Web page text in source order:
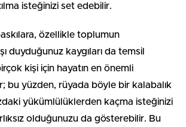
isteğinizi set edebilir.
özellikle toplumun
duyduğunuz kaygıları da temsil
kişi için hayatın en önemli
bu yüzden, rüyada böyle bir kalabalık
yükümlülüklerden kaçma isteğinizi
olduğunuzu da gösterebilir. Bu